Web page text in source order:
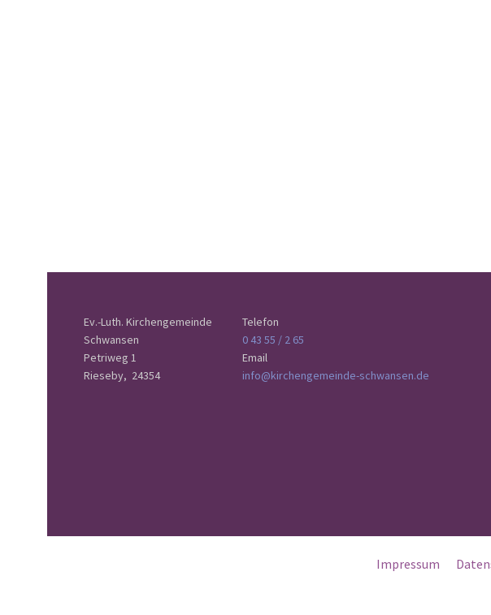
Ev.-Luth. Kirchengemeinde
Schwansen
Petriweg 1
Rieseby, 24354
Telefon
0 43 55 / 2 65
Email
info@kirchengemeinde-schwansen.de
Impressum